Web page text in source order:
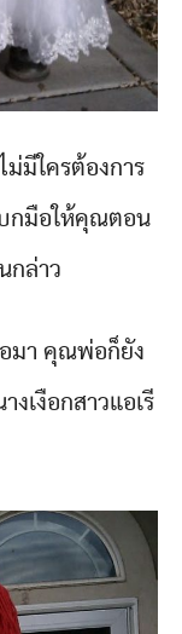
มีใครต้องการ
บกมือให้คุณตอน
กล่าว
อมา คุณพ่อก็ยัง
เงือกสาวแอเรี